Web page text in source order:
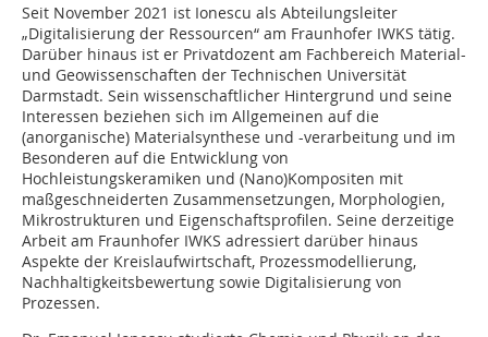
Seit November 2021 ist Ionescu als Abteilungsleiter
„Digitalisierung der Ressourcen“ am Fraunhofer IWKS tätig.
Darüber hinaus ist er Privatdozent am Fachbereich Material-
und Geowissenschaften der Technischen Universität
Darmstadt. Sein wissenschaftlicher Hintergrund und seine
Interessen beziehen sich im Allgemeinen auf die
(anorganische) Materialsynthese und -verarbeitung und im
Besonderen auf die Entwicklung von
Hochleistungskeramiken und (Nano)Kompositen mit
maßgeschneiderten Zusammensetzungen, Morphologien,
Mikrostrukturen und Eigenschaftsprofilen. Seine derzeitige
Arbeit am Fraunhofer IWKS adressiert darüber hinaus
Aspekte der Kreislaufwirtschaft, Prozessmodellierung,
Nachhaltigkeitsbewertung sowie Digitalisierung von
Prozessen.